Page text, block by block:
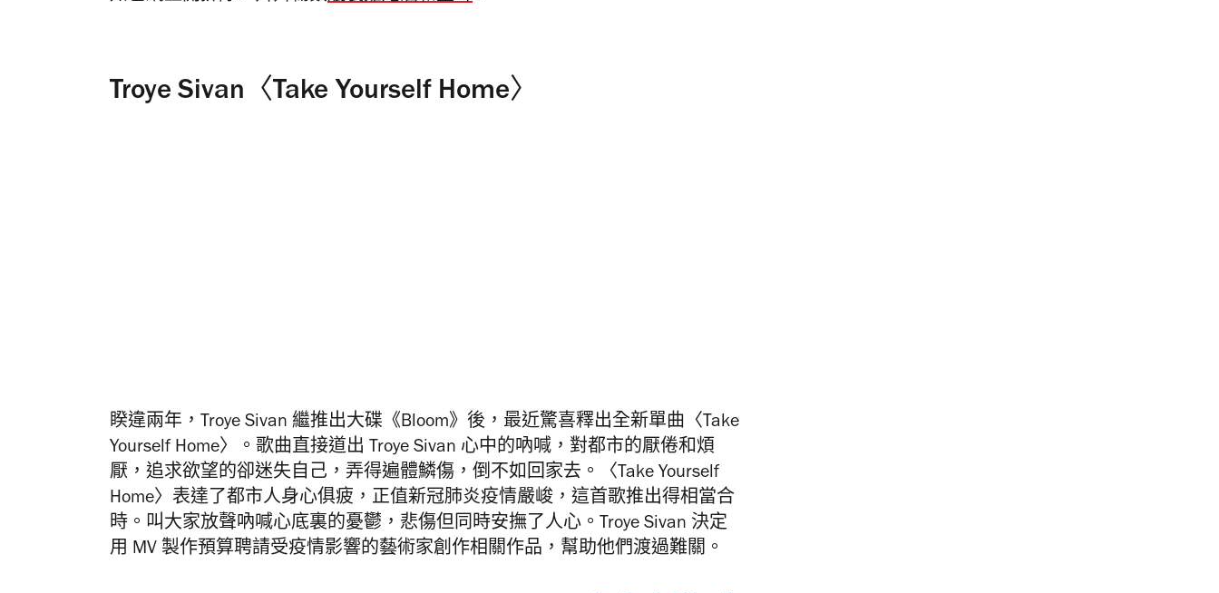
Troye Sivan〈Take Yourself Home〉
睽違兩年，Troye Sivan 繼推出大碟《Bloom》後，最近驚喜釋出全新單曲〈Take
Yourself Home〉。歌曲直接道出 Troye Sivan 心中的吶喊，對都市的厭倦和煩
厭，追求欲望的卻迷失自己，弄得遍體鱗傷，倒不如回家去。〈Take Yourself
Home〉表達了都市人身心俱疲，正值新冠肺炎疫情嚴峻，這首歌推出得相當合
時。叫大家放聲吶喊心底裏的憂鬱，悲傷但同時安撫了人心。Troye Sivan 決定
用 MV 製作預算聘請受疫情影響的藝術家創作相關作品，幫助他們渡過難關。